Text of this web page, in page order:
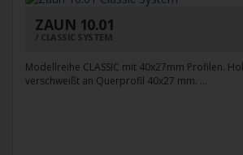
ZAUN 10.01
CLASSIC SYSTEM
Modellreihe CLASSIC mit 40x27mm Profilen.
verschweißt an Querprofil 40x27 mm. ...